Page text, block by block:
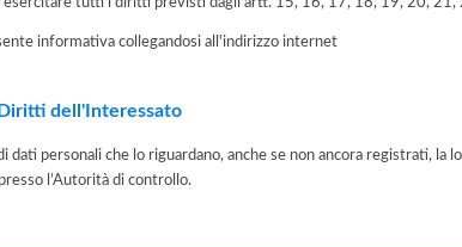
informativa collegandosi all'indirizzo internet
dell'Interessato
personali che lo riguardano, anche se non ancora registrati, la
l’Autorità di controllo.